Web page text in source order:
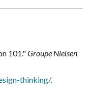
101."Groupe Nielsen
thinking/.